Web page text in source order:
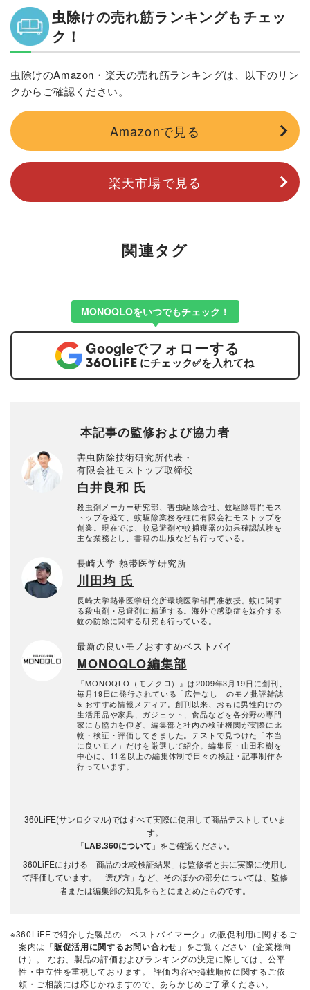
虫除けの売れ筋ランキングもチェッ
ク！
虫除けのAmazon・楽天の売れ筋ランキングは、以下のリン
クからご確認ください。
Amazonで見る
楽天市場で見る
関連タグ
MONOQLOをいつでもチェック！
Googleでフォローする
にチェック✅を入れてね
本記事の監修および協力者
害虫防除技術研究所代表・
有限会社モストップ取締役
白井良和 氏
殺虫剤メーカー研究部、害虫駆除会社、蚊駆除専門モス
トップを経て、蚊駆除業務を柱に有限会社モストップを
創業。現在では、蚊忌避剤や蚊捕獲器の効果確認試験を
主な業務とし、書籍の出版なども行っている。
長崎大学 熱帯医学研究所
川田均 氏
長崎大学熱帯医学研究所環境医学部門准教授。蚊に関す
る殺虫剤・忌避剤に精通する。海外で感染症を媒介する
蚊の防除に関する研究も行っている。
最新の良いモノおすすめベストバイ
MONOQLO編集部
『MONOQLO（モノクロ）』は2009年3月19日に創刊、
毎月19日に発行されている「広告なし」のモノ批評雑誌
& おすすめ情報メディア。創刊以来、おもに男性向けの
生活用品や家具、ガジェット、食品などを各分野の専門
家にも協力を仰ぎ、編集部と社内の検証機関が実際に比
較・検証・評価してきました。テストで見つけた「本当
に良いモノ」だけを厳選して紹介。編集長・山田和樹を
中心に、11名以上の編集体制で日々の検証・記事制作を
行っています。
360LiFE(サンロクマル)ではすべて実際に使用して商品テストしていま
す。
「LAB.360について 」をご確認ください。
360LiFEにおける「商品の比較検証結果」は監修者と共に実際に使用し
て評価しています。「選び方」など、そのほかの部分については、監修
者または編集部の知見をもとにまとめたものです。
※360LiFEで紹介した製品の「ベストバイマーク」の販促利用に関するご
案内は「販促活用に関するお問い合わせ 」をご覧ください（企業様向
け）。 なお、製品の評価およびランキングの決定に際しては、公平
性・中立性を重視しております。 評価内容や掲載順位に関するご依
頼・ご相談には応じかねますので、あらかじめご了承ください。